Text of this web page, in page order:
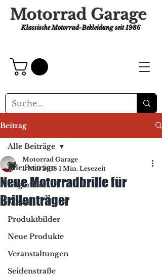
Motorrad Garage
Klassische Motorrad-Bekleidungseit 1986
Beitrag
Alle Beiträge
Allgemein
Messe
Produktbilder
Neue Produkte
Veranstaltungen
Seidenstraße
Alle Beiträge
Neue Motorradbrille für
Brillenträger
Motorrad Garage
1. Mai 2018 1 Min. Lesezeit